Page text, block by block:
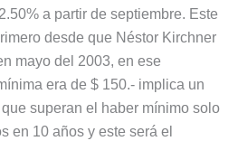
a partir de septiembre. Este
desde que Néstor Kirchner
mayo del 2003, en ese
era de $ 150.- implica un
superan el haber mínimo solo
en 10 años y este será el